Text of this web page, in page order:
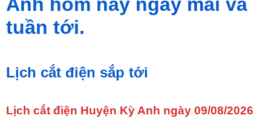
Anh hôm nay ngày mai và
tuần tới.
Lịch cắt điện sắp tới
Lịch cắt điện Huyện Kỳ Anh ngày 09/08/2026